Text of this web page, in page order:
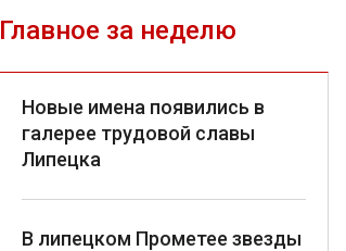
Главное за неделю
Новые имена появились в
галерее трудовой славы
Липецка
В липецком Прометее звезды